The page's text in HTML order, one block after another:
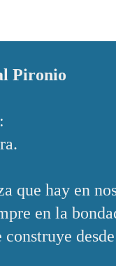
Pironio
que hay en
en la
construye